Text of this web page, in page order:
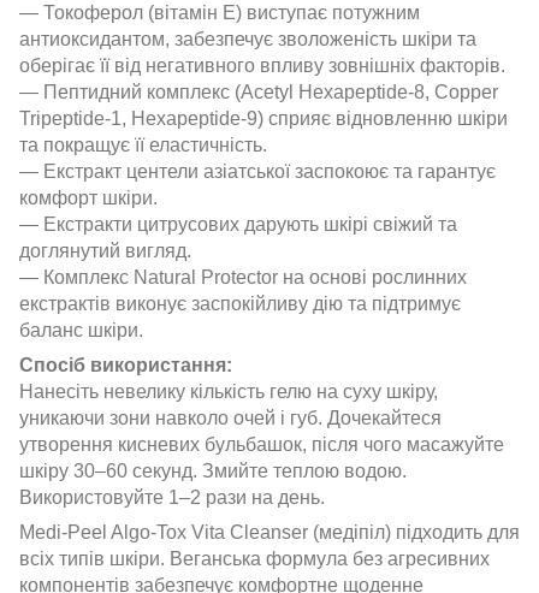
— Токоферол (вітамін Е) виступає потужним
антиоксидантом, забезпечує зволоженість шкіри та
оберігає її від негативного впливу зовнішніх факторів.
— Пептидний комплекс (Acetyl Hexapeptide-8, Copper
Tripeptide-1, Hexapeptide-9) сприяє відновленню шкіри
та покращує її еластичність.
— Екстракт центели азіатської заспокоює та гарантує
комфорт шкіри.
— Екстракти цитрусових дарують шкірі свіжий та
доглянутий вигляд.
— Комплекс Natural Protector на основі рослинних
екстрактів виконує заспокійливу дію та підтримує
баланс шкіри.
Спосіб використання:
Нанесіть невелику кількість гелю на суху шкіру,
уникаючи зони навколо очей і губ. Дочекайтеся
утворення кисневих бульбашок, після чого масажуйте
шкіру 30–60 секунд. Змийте теплою водою.
Використовуйте 1–2 рази на день.
Medi-Peel Algo-Tox Vita Cleanser (медіпіл) підходить для
всіх типів шкіри. Веганська формула без агресивних
компонентів забезпечує комфортне щоденне